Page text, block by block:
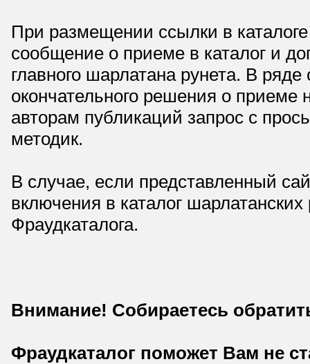
При размещении ссылки в
сообщение о приеме в каталог и
главного шарлатана рунета. В
окончательного решения о приеме
авторам публикаций запрос с
методик.
В случае, если представленный
включения в каталог
Фраудкаталога.
Внимание! Собираетесь
Фраудкаталог поможет Вам не